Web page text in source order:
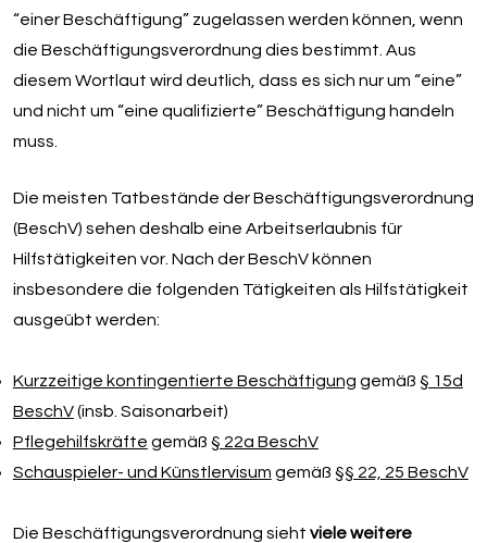
“einer Beschäftigung” zugelassen werden können, wenn
die Beschäftigungsverordnung dies bestimmt. Aus
diesem Wortlaut wird deutlich, dass es sich nur um “eine”
und nicht um “eine qualifizierte” Beschäftigung handeln
muss.
Die meisten Tatbestände der Beschäftigungsverordnung
(BeschV) sehen deshalb eine Arbeitserlaubnis für
Hilfstätigkeiten vor. Nach der BeschV können
insbesondere die folgenden Tätigkeiten als Hilfstätigkeit
ausgeübt werden:
Kurzzeitige kontingentierte Beschäftigung gemäß § 15d
BeschV(insb. Saisonarbeit)
Pflegehilfskräfte gemäß § 22a BeschV
Schauspieler- und Künstlervisum gemäß §§ 22, 25 BeschV
Die Beschäftigungsverordnung sieht viele weitere